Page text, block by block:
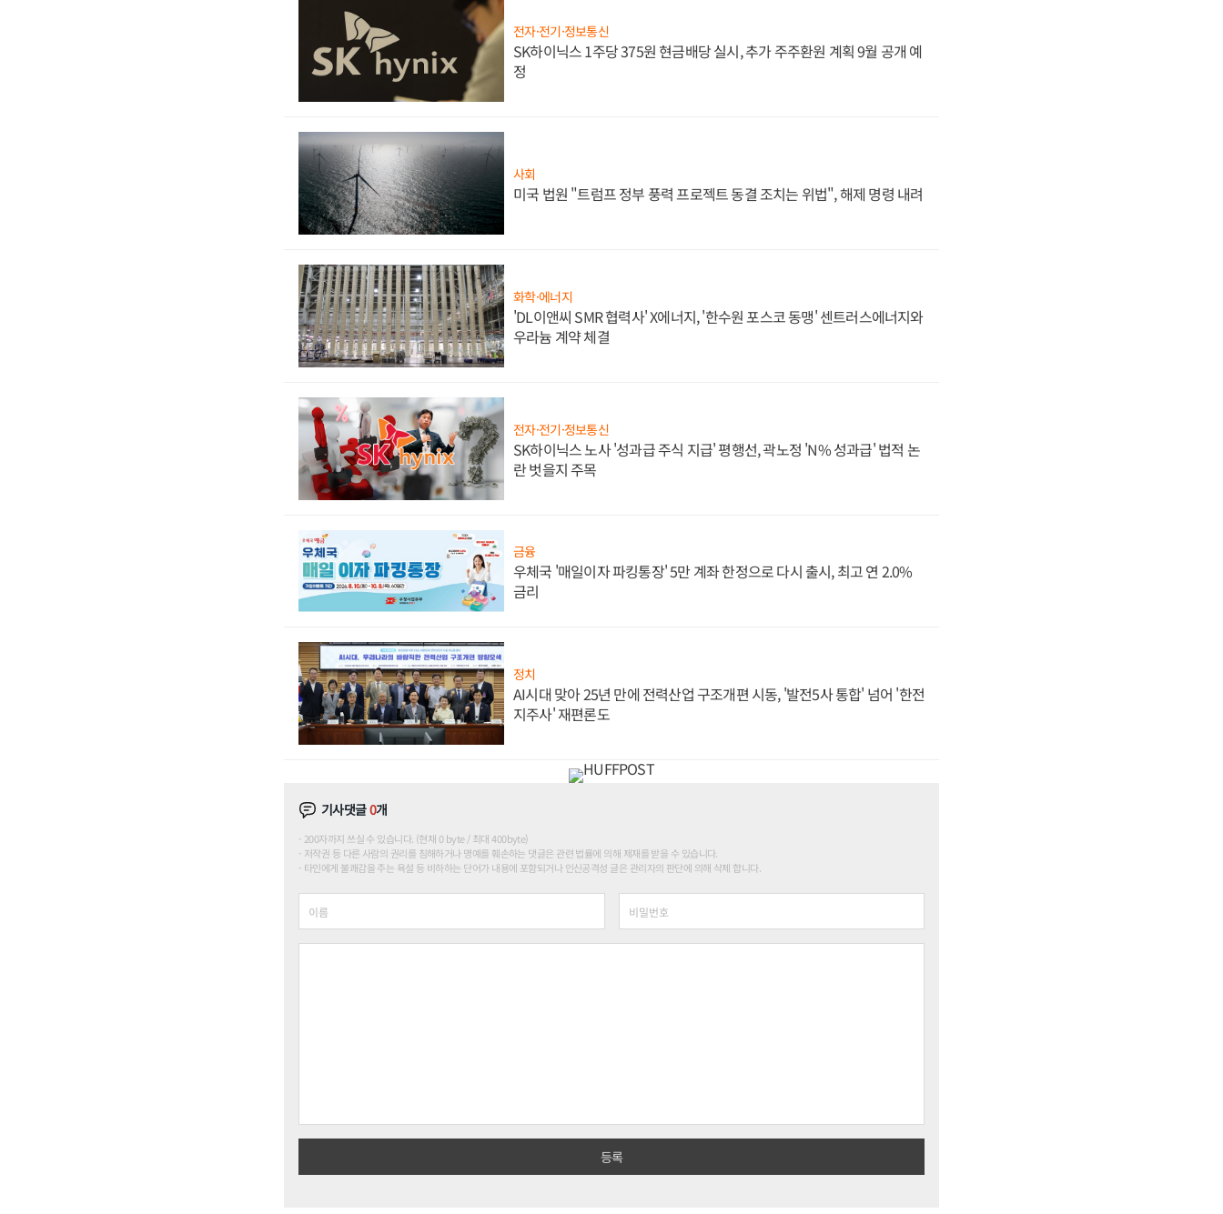
전자·전기·정보통신
SK하이닉스 1주당 375원 현금배당 실시, 추가 주주환원 계획 9월 공개 예
정
사회
미국 법원 "트럼프 정부 풍력 프로젝트 동결 조치는 위법", 해제 명령 내려
화학·에너지
'DL이앤씨 SMR 협력사' X에너지, '한수원 포스코 동맹' 센트러스에너지와
우라늄 계약 체결
전자·전기·정보통신
SK하이닉스 노사 '성과급 주식 지급' 평행선, 곽노정 'N% 성과급' 법적 논
란 벗을지 주목
금융
우체국 '매일이자 파킹통장' 5만 계좌 한정으로 다시 출시, 최고 연 2.0%
금리
정치
AI시대 맞아 25년 만에 전력산업 구조개편 시동, '발전5사 통합' 넘어 '한전
지주사' 재편론도
기사댓글0개
200자까지 쓰실 수 있습니다. (현재 0 byte / 최대 400byte)
저작권 등 다른 사람의 권리를 침해하거나 명예를 훼손하는 댓글은 관련 법률에 의해 제재를 받을 수 있습니다.
타인에게 불쾌감을 주는 욕설 등 비하하는 단어가 내용에 포함되거나 인신공격성 글은 관리자의 판단에 의해 삭제 합니다.